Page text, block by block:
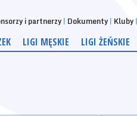
i partnerzy Dokumenty Kluby
LIGI MĘSKIE LIGI ŻEŃSKIE